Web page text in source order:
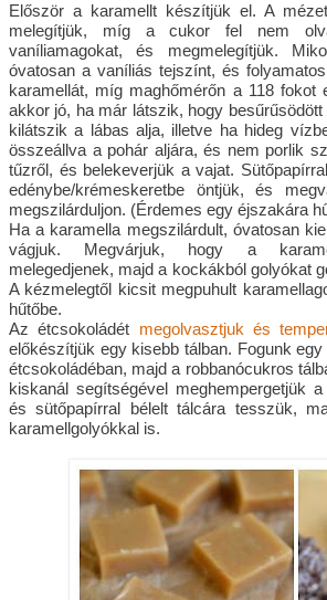
Először a karamellt készítjük el. A
melegítjük, míg a cukor fel nem
vaníliamagokat, és megmelegítjük.
óvatosan a vaníliás tejszínt, és
karamellát, míg maghőmérőn a 118 fokot
akkor jó, ha már látszik, hogy
kilátszik a lábas alja, illetve ha hideg
összeállva a pohár aljára, és nem porlik
tűzről, és belekeverjük a vajat.
edénybe/krémeskeretbe öntjük, és
megszilárduljon. (Érdemes egy éjszakára
Ha a karamella megszilárdult, óvatosan
vágjuk. Megvárjuk, hogy a
melegedjenek, majd a kockákból golyókat
A kézmelegtől kicsit megpuhult
hűtőbe.
Az étcsokoládét megolvasztjuk és
előkészítjük egy kisebb tálban. Fogunk
étcsokoládéban, majd a robbanócukros
kiskanál segítségével meghempergetjük
és sütőpapírral bélelt tálcára tesszük,
karamellgolyókkal is.